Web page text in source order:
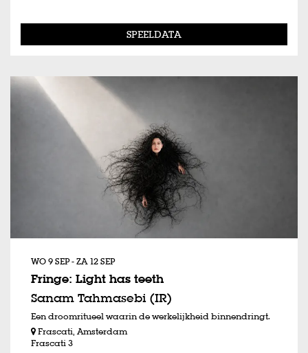
SPEELDATA
Fringe: Light has teeth
Sanam Tahmasebi (IR)
WO 9 SEP-ZA 12 SEP
Een droomritueel waarin de werkelijkheid binnendringt.
Frascati, Amsterdam
Frascati 3